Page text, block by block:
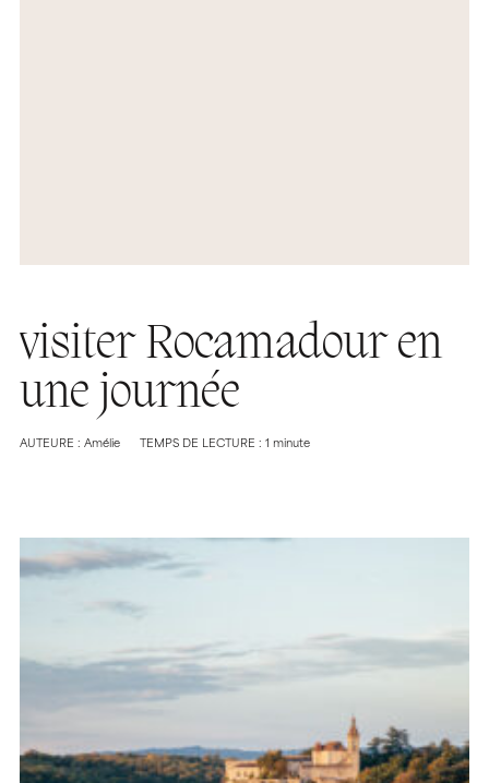
visiter Rocamadour en
une journée
AUTEURE : Amélie TEMPS DE LECTURE : 1 minute